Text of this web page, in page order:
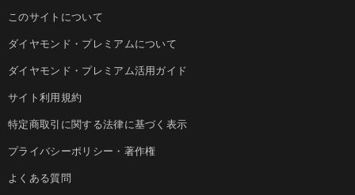
このサイトについて
ダイヤモンド・プレミアムについて
ダイヤモンド・プレミアム活用ガイド
サイト利用規約
特定商取引に関する法律に基づく表示
プライバシーポリシー・著作権
よくある質問